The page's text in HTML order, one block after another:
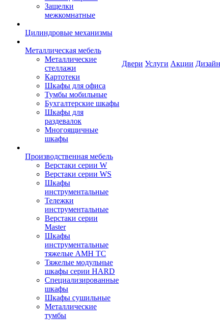
Защелки
межкомнатные
Цилиндровые механизмы
Металлическая мебель
Металлические
стеллажи
Картотеки
Шкафы для офиса
Тумбы мобильные
Бухгалтерские шкафы
Шкафы для
раздевалок
Многоящичные
шкафы
Производственная мебель
Верстаки серии W
Верстаки серии WS
Шкафы
инструментальные
Тележки
инструментальные
Верстаки серии
Master
Шкафы
инструментальные
тяжелые AMH TC
Тяжелые модульные
шкафы серии HARD
Cпециализированные
шкафы
Шкафы сушильные
Металлические
тумбы
Двери Услуги Акции